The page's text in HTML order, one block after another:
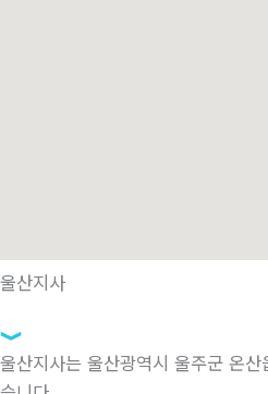
울산지사
울산지사는 울산광역시 울주군 온